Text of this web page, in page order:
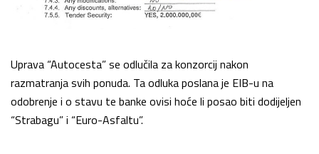
Uprava “Autocesta” se odlučila za konzorcij nakon
razmatranja svih ponuda. Ta odluka poslana je EIB-u na
odobrenje i o stavu te banke ovisi hoće li posao biti dodijeljen
“Strabagu” i “Euro-Asfaltu”.